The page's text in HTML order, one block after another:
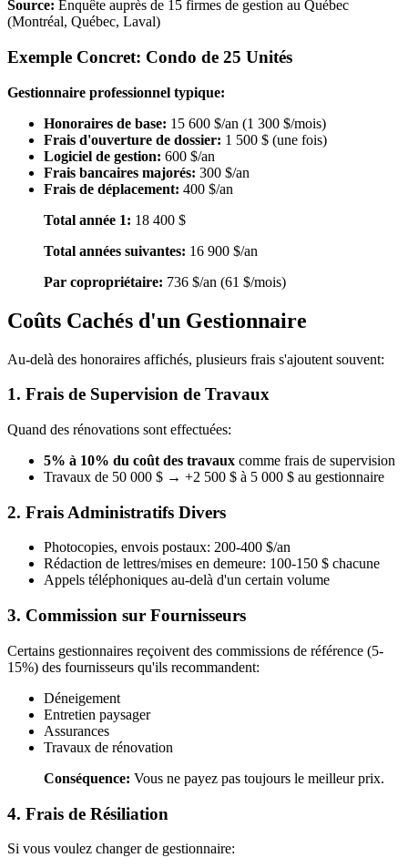
Source: Enquête auprès de 15 firmes de gestion au Québec
(Montréal, Québec, Laval)
Exemple Concret: Condo de 25 Unités
Gestionnaire professionnel typique:
Honoraires de base: 15 600 $/an (1 300 $/mois)
Frais d'ouverture de dossier: 1 500 $ (une fois)
Logiciel de gestion: 600 $/an
Frais bancaires majorés: 300 $/an
Frais de déplacement: 400 $/an
Total année 1: 18 400 $
Total années suivantes: 16 900 $/an
Par copropriétaire: 736 $/an (61 $/mois)
Coûts Cachés d'un Gestionnaire
Au-delà des honoraires affichés, plusieurs frais s'ajoutent souvent:
1. Frais de Supervision de Travaux
Quand des rénovations sont effectuées:
5% à 10% du coût des travaux comme frais de supervision
Travaux de 50 000 $ → +2 500 $ à 5 000 $ au gestionnaire
2. Frais Administratifs Divers
Photocopies, envois postaux: 200-400 $/an
Rédaction de lettres/mises en demeure: 100-150 $ chacune
Appels téléphoniques au-delà d'un certain volume
3. Commission sur Fournisseurs
Certains gestionnaires reçoivent des commissions de référence (5-
15%) des fournisseurs qu'ils recommandent:
Déneigement
Entretien paysager
Assurances
Travaux de rénovation
Conséquence: Vous ne payez pas toujours le meilleur prix.
4. Frais de Résiliation
Si vous voulez changer de gestionnaire: